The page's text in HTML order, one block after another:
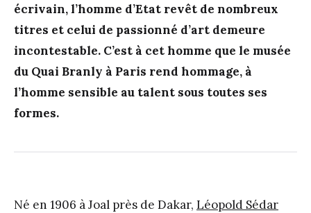
écrivain, l’homme d’Etat revêt de nombreux
titres et celui de passionné d’art demeure
incontestable. C’est à cet homme que le musée
du Quai Branly à Paris rend hommage, à
l’homme sensible au talent sous toutes ses
formes.
Né en 1906 à Joal près de Dakar, Léopold Sédar